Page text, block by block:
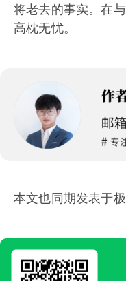
将老去的事实。在
高枕无忧。
本文也同期发表于